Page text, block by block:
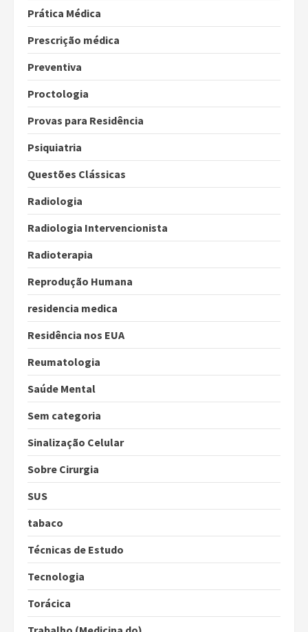
Prática Médica
Prescrição médica
Preventiva
Proctologia
Provas para Residência
Psiquiatria
Questões Clássicas
Radiologia
Radiologia Intervencionista
Radioterapia
Reprodução Humana
residencia medica
Residência nos EUA
Reumatologia
Saúde Mental
Sem categoria
Sinalização Celular
Sobre Cirurgia
SUS
tabaco
Técnicas de Estudo
Tecnologia
Torácica